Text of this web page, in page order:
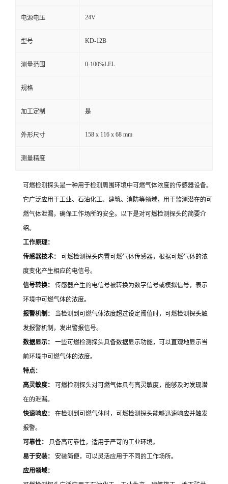
线
电源电压 24V
型号 KD-12B
测量范围 0-100%LEL
规格
加工定制 是
外形尺寸 158 x 116 x 68 mm
测量精度
可燃检测探头是一种用于检测周围环境中可燃气体浓度的传感器设备。
它广泛应用于工业、石油化工、建筑、消防等领域，用于监测潜在的可
燃气体泄漏，确保工作场所的安全。以下是对可燃检测探头的简要介
绍。
工作原理：
传感器技术：
可燃检测探头内置可燃气体传感器，根据可燃气体的浓
度变化产生相应的电信号。
信号转换：
传感器产生的电信号被转换为数字信号或模拟信号，表示
环境中可燃气体的浓度。
报警机制：
当检测到可燃气体浓度超过设定阈值时，可燃检测探头触
发报警机制，发出警报信号。
数据显示：
一些可燃检测探头具备数据显示功能，可以直观地显示当
前环境中可燃气体的浓度。
特点：
高灵敏度：
可燃检测探头对可燃气体具有高灵敏度，能够及时发现潜
在的泄漏。
快速响应：
在检测到可燃气体时，可燃检测探头能够迅速响应并触发
报警。
可靠性：
具备高可靠性，适用于严苛的工业环境。
易于安装：
安装简便，可以灵活应用于不同的工作场所。
应用领域：